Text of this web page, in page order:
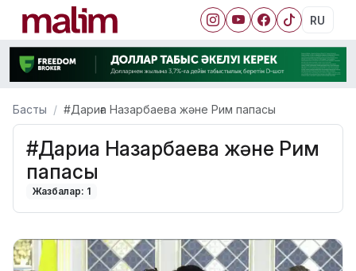
RU
Басты #Дариға Назарбаева және Рим папасы
#Дариға Назарбаева және Рим
папасы
Жазбалар: 1